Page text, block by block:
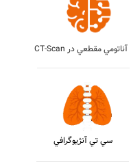
CT-Scan آناتومي مقطعي در
سي تي آنژيوگرافي